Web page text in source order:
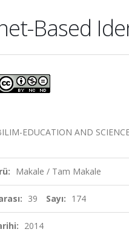
Based
EDUCATION AND
Makale / Tam Makale
39 Sayı: 174
2014